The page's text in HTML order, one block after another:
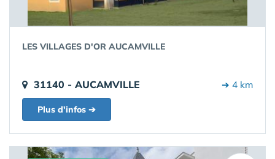
LES VILLAGES D'OR AUCAMVILLE
31140 - AUCAMVILLE ➔ 4 km
Plus d'infos ➔